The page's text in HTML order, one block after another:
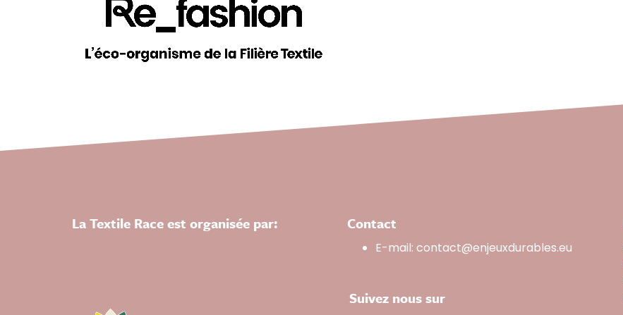
La Textile Race est organisée par: Contact
E-mail: contact@enjeuxdurables.eu
Suivez nous sur